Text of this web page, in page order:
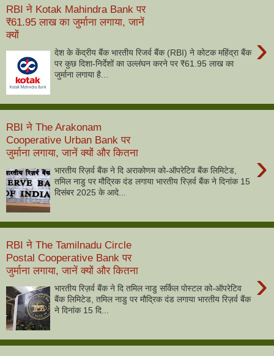
RBI ने Kotak Mahindra Bank पर
₹61.95 लाख का जुर्माना लगाया, जानें
क्यों
›
देश के केंद्रीय बैंक भारतीय रिजर्व बैंक (RBI) ने कोटक महिंद्रा बैंक
पर कुछ दिशा-निर्देशों का उल्लंघन करने पर ₹61.95 लाख का
जुर्माना लगाया है...
RBI ने The Arakonam
Cooperative Urban Bank पर
जुर्माना लगाया, जानें क्यों और कितना
›
भारतीय रिज़र्व बैंक ने दि अराकोणम को-ऑपरेटिव बैंक लिमिटेड,
तमिल नाडु पर मौद्रिक दंड लगाया भारतीय रिज़र्व बैंक ने दिनांक 15
दिसंबर 2025 के आदे...
RBI ने The Tamilnadu Circle
Postal Cooperative Bank पर
जुर्माना लगाया, जानें क्यों और कितना
›
भारतीय रिज़र्व बैंक ने दि तमिल नाडु सर्किल पोस्टल को-ऑपरेटिव
बैंक लिमिटेड, तमिल नाडु पर मौद्रिक दंड लगाया भारतीय रिज़र्व बैंक
ने दिनांक 15 दि...